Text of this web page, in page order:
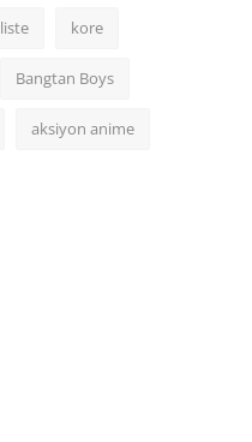
liste kore
Bangtan Boys
aksiyon anime